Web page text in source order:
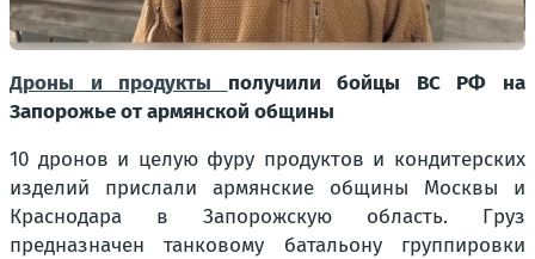
Дроны и продукты получили бойцы ВС РФ на
Запорожье от армянской общины
10 дронов и целую фуру продуктов и кондитерских
изделий прислали армянские общины Москвы и
Краснодара в Запорожскую область. Груз
предназначен танковому батальону группировки